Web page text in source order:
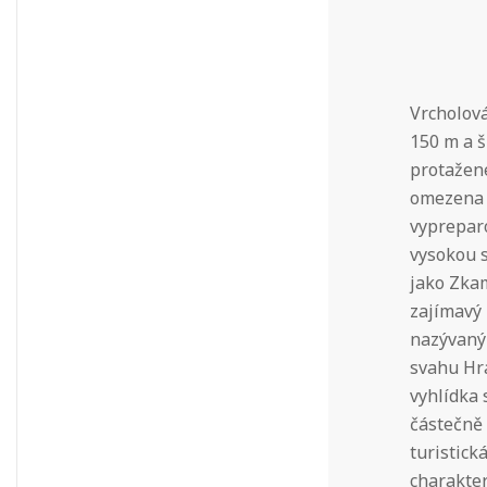
150 m a
vysokou
jako
svahu
vyhlídka